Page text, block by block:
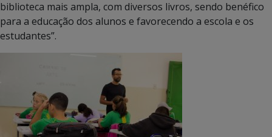
biblioteca mais ampla, com diversos livros, sendo benéfico
para a educação dos alunos e favorecendo a escola e os
estudantes”.